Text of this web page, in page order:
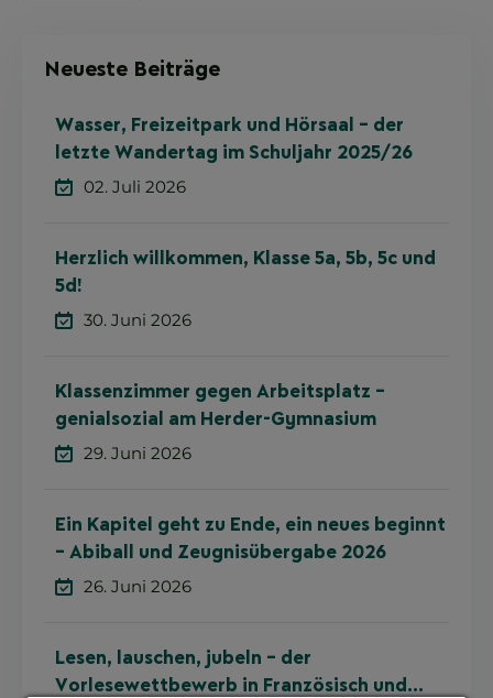
Neueste Beiträge
Wasser, Freizeitpark und Hörsaal – der
letzte Wandertag im Schuljahr 2025/26
02. Juli 2026
Herzlich willkommen, Klasse 5a, 5b, 5c und
5d!
30. Juni 2026
Klassenzimmer gegen Arbeitsplatz –
genialsozial am Herder-Gymnasium
29. Juni 2026
Ein Kapitel geht zu Ende, ein neues beginnt
– Abiball und Zeugnisübergabe 2026
26. Juni 2026
Lesen, lauschen, jubeln – der
Vorlesewettbewerb in Französisch und